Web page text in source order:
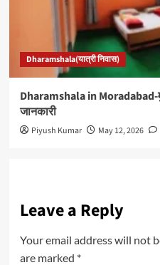
Dharamshala(यात्री निवास)
Dharamshala in Moradabad-
जानकारी
Piyush Kumar May 12, 2026
Leave a Reply
Your email address will not
are marked *